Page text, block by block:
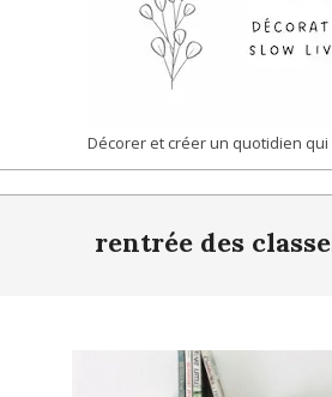
COCON
|
DÉCORATION
Décorer et créer un quotidien
rentrée des